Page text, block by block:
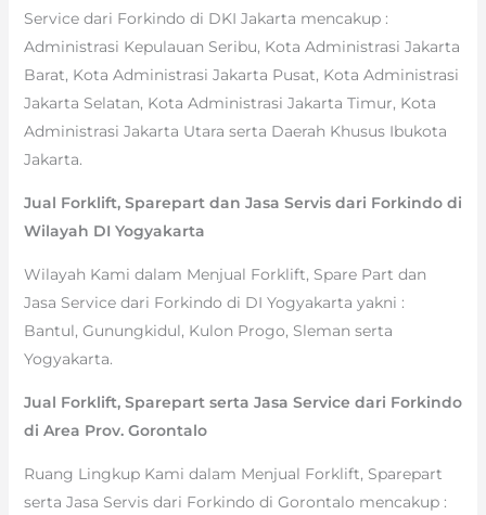
Service dari Forkindo di DKI Jakarta mencakup :
Administrasi Kepulauan Seribu, Kota Administrasi Jakarta
Barat, Kota Administrasi Jakarta Pusat, Kota Administrasi
Jakarta Selatan, Kota Administrasi Jakarta Timur, Kota
Administrasi Jakarta Utara serta Daerah Khusus Ibukota
Jakarta.
Jual Forklift, Sparepart dan Jasa Servis dari Forkindo di
Wilayah DI Yogyakarta
Wilayah Kami dalam Menjual Forklift, Spare Part dan
Jasa Service dari Forkindo di DI Yogyakarta yakni :
Bantul, Gunungkidul, Kulon Progo, Sleman serta
Yogyakarta.
Jual Forklift, Sparepart serta Jasa Service dari Forkindo
di Area Prov. Gorontalo
Ruang Lingkup Kami dalam Menjual Forklift, Sparepart
serta Jasa Servis dari Forkindo di Gorontalo mencakup :